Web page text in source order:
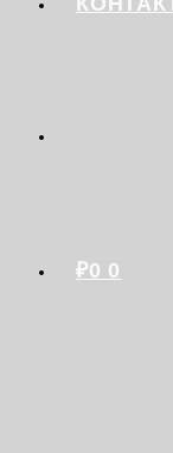
₽0 0